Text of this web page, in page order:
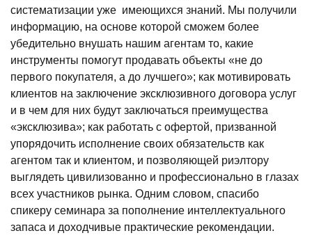
систематизации уже имеющихся знаний. Мы получили
информацию, на основе которой сможем более
убедительно внушать нашим агентам то, какие
инструменты помогут продавать объекты «не до
первого покупателя, а до лучшего»; как мотивировать
клиентов на заключение эксклюзивного договора услуг
и в чем для них будут заключаться преимущества
«эксклюзива»; как работать с офертой, призванной
упорядочить исполнение своих обязательств как
агентом так и клиентом, и позволяющей риэлтору
выглядеть цивилизованно и профессионально в глазах
всех участников рынка. Одним словом, спасибо
спикеру семинара за пополнение интеллектуального
запаса и доходчивые практические рекомендации.